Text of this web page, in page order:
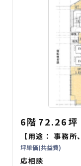
6階 72.26坪
【用途：事務所、
坪単価(共益費)
応相談